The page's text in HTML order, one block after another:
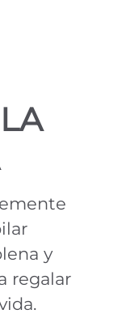
y
regalar